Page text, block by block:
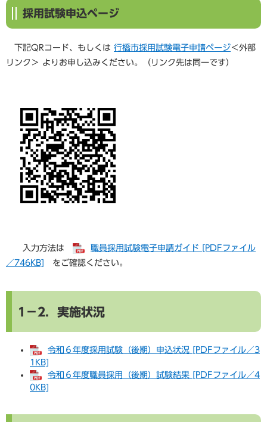
採用試験申込ページ
下記QRコード、もしくは 行橋市採用試験電子申請ページ＜外部
リンク＞ よりお申し込みください。（リンク先は同一です）
入力方法は
職員採用試験電子申請ガイド [PDFファイル
／746KB]
をご確認ください。
​​1－2．実施状況
令和６年度採用試験（後期）申込状況 [PDFファイル／3
1KB]
令和６年度職員採用（後期）試験結果 [PDFファイル／4
0KB]